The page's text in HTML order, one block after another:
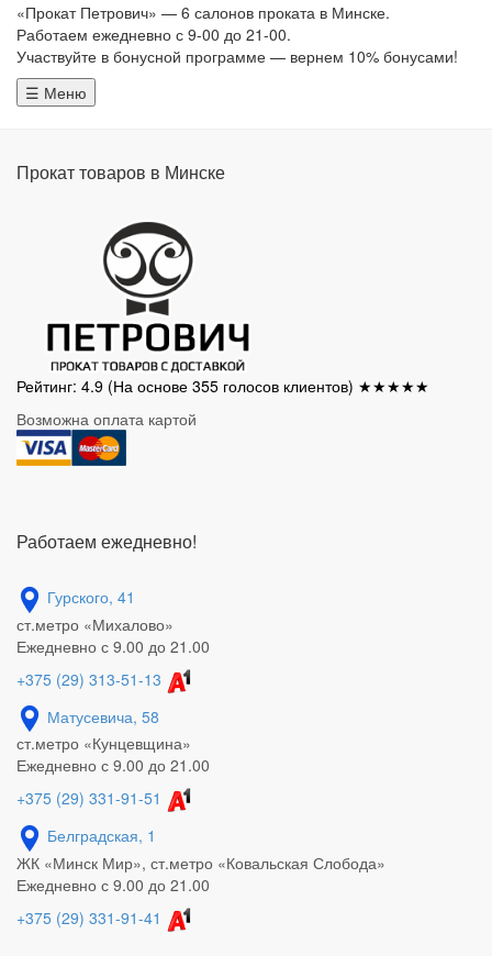
«Прокат Петрович» — 6 салонов проката в Минске.
Работаем ежедневно с 9-00 до 21-00.
Участвуйте в бонусной программе — вернем 10% бонусами!
☰ Меню
Прокат товаров в Минске
Рейтинг: 4.9 (На основе 355 голосов клиентов) ★★★★★
Возможна оплата картой
Работаем ежедневно!
Гурского, 41
ст.метро «Михалово»
Ежедневно с 9.00 до 21.00
+375 (29) 313-51-13
Матусевича, 58
ст.метро «Кунцевщина»
Ежедневно с 9.00 до 21.00
+375 (29) 331-91-51
Белградская, 1
ЖК «Минск Мир», ст.метро «Ковальская Слобода»
Ежедневно с 9.00 до 21.00
+375 (29) 331-91-41